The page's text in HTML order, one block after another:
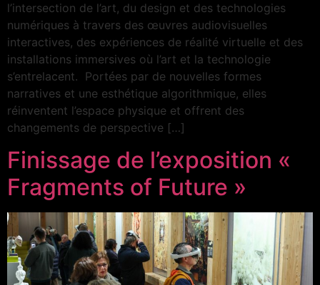
l’intersection de l’art, du design et des technologies
numériques à travers des œuvres audiovisuelles
interactives, des expériences de réalité virtuelle et des
installations immersives où l’art et la technologie
s’entrelacent. Portées par de nouvelles formes
narratives et une esthétique algorithmique, elles
réinventent l’espace physique et offrent des
changements de perspective […]
Finissage de l’exposition «
Fragments of Future »